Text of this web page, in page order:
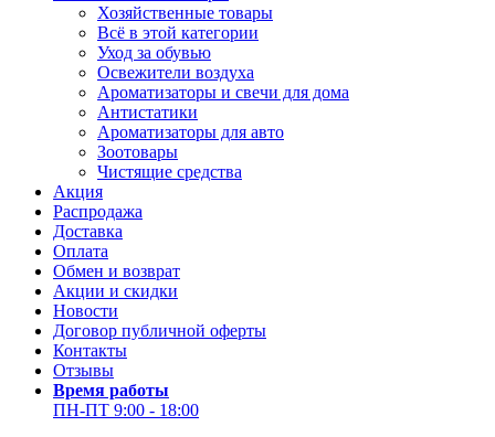
Хозяйственные товары
Всё в этой категории
Уход за обувью
Освежители воздуха
Ароматизаторы и свечи для дома
Антистатики
Ароматизаторы для авто
Зоотовары
Чистящие средства
Акция
Распродажа
Доставка
Оплата
Обмен и возврат
Акции и скидки
Новости
Договор публичной оферты
Контакты
Отзывы
Время работы
ПН-ПТ 9:00 - 18:00